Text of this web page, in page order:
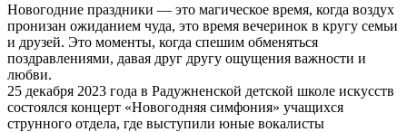
Новогодние праздники — это магическое время, когда воздух
пронизан ожиданием чуда, это время вечеринок в кругу семьи
и друзей. Это моменты, когда спешим обменяться
поздравлениями, давая друг другу ощущения важности и
любви.
25 декабря 2023 года в Радужненской детской школе искусств
состоялся концерт «Новогодняя симфония» учащихся
струнного отдела, где выступили юные вокалисты